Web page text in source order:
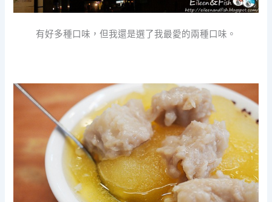
有好多種口味，但我還是選了我最愛的兩種口味。